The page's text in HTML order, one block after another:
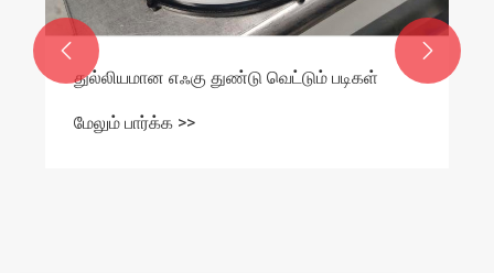
துல்லியமான எஃகு துண்டு வெட்டும் படிகள்
மேலும் பார்க்க >>
 